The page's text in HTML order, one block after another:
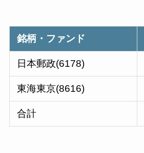
銘柄・ファンド
日本郵政(6178)
東海東京(8616)
合計